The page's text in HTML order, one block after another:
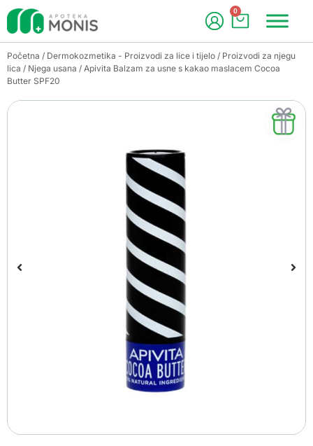
0
Početna / Dermokozmetika - Proizvodi za lice i tijelo / Proizvodi za njegu
lica / Njega usana / Apivita Balzam za usne s kakao maslacem Cocoa
Butter SPF20